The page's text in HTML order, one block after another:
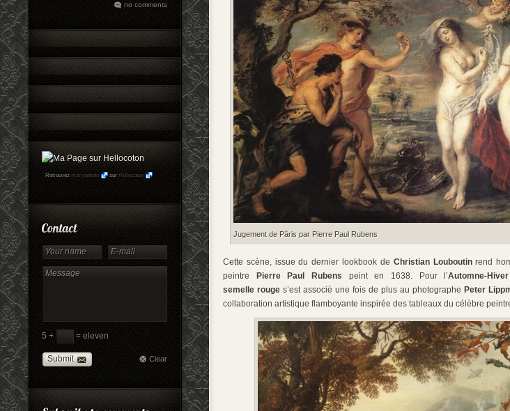
no comments
Retrouvez maryophoto sur Hellocoton
5 + = eleven
Submit Clear
Jugement de Pâris par Pierre Paul Rubens
Cette scène, issue du dernier lookbook de Christian Louboutinrend
peintre
Pierre Paul Rubens peint en 1638. Pour l’Automne-
semelle rouge s’est associé une fois de plus au photographe Peter
collaboration artistique flamboyante inspirée des tableaux du célèbre